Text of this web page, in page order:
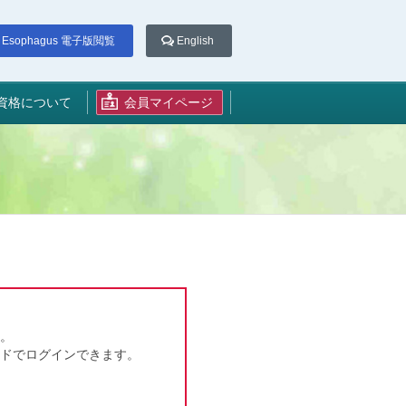
Esophagus 電子版閲覧 English
格について 会員マイページ
でログインできます。